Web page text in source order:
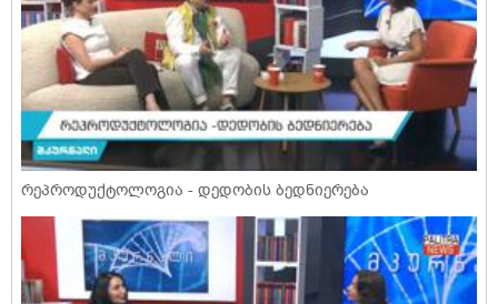
რეპროდუქტოლოგია - დედობის ბედნიერება